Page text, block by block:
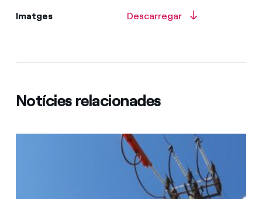
Imatges Descarregar
Notícies relacionades